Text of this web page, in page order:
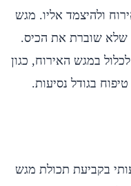
ולהיצמד אליו. מגש
שלא שוברת את הכיס.
במגש האירוח, כגון
בגודל נסיעות.
בקביעת תכולת מגש